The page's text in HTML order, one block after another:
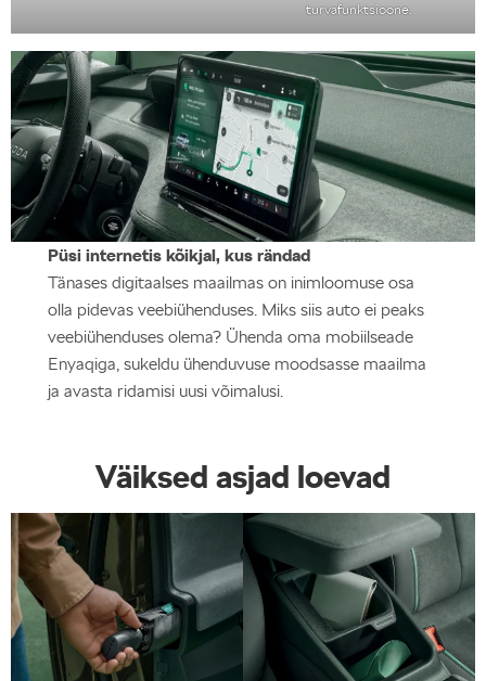
turvafunktsioone.
Püsi internetis kõikjal, kus rändad
Tänases digitaalses maailmas on inimloomuse osa
olla pidevas veebiühenduses. Miks siis auto ei peaks
veebiühenduses olema? Ühenda oma mobiilseade
Enyaqiga, sukeldu ühenduvuse moodsasse maailma
ja avasta ridamisi uusi võimalusi.
Väiksed asjad loevad